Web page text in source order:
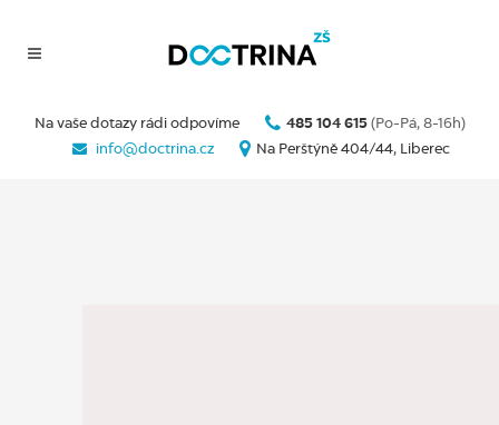
Na vaše dotazy rádi odpovíme 485 104 615 (Po-Pá, 8-16h)
info@doctrina.cz
Na Perštýně 404/44, Liberec